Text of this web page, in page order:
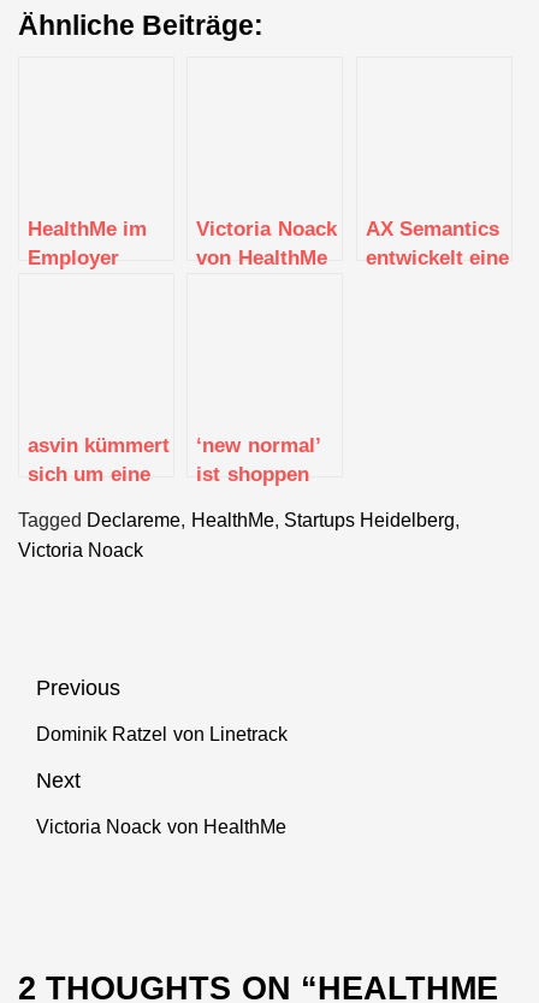
Ähnliche Beiträge:
HealthMe im
Employer
Victoria Noack
von HealthMe
AX Semantics
entwickelt eine
asvin kümmert
sich um eine
Cybersicherheit
im Internet der
‘new normal’
ist shoppen
bessere Welt
Tagged Declareme, HealthMe, Startups Heidelberg,
Victoria Noack
Beitragsnavigation
Previous
Previous
Dominik Ratzel von Linetrack
Next
Next
Victoria Noack von HealthMe
2 THOUGHTS ON “HEALTHME